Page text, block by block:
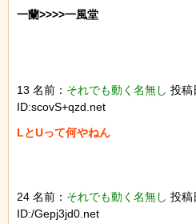
一蘭>>>>一風堂
13 名前： それでも動く名無し 投稿
ID:scovS+qzd.net
LとUって何やねん
24 名前： それでも動く名無し 投稿
ID:/Gepj3jd0.net